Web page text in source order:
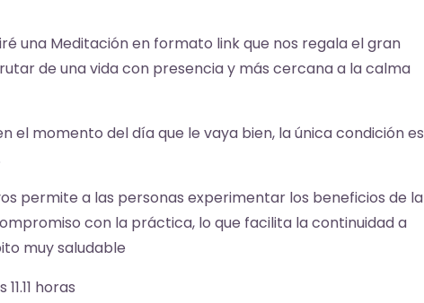
una Meditación en formato link que nos regala el gran
de una vida con presencia y más cercana a la calma
el momento del día que le vaya bien, la única condición es
permite a las personas experimentar los beneficios de la
con la práctica, lo que facilita la continuidad a
muy saludable
horas